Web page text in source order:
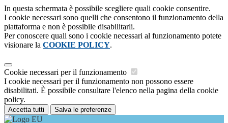
In questa schermata è possibile scegliere quali cookie consentire.
I cookie necessari sono quelli che consentono il funzionamento della
piattaforma e non è possibile disabilitarli.
Per conoscere quali sono i cookie necessari al funzionamento potete
visionare la COOKIE POLICY.
Cookie necessari per il funzionamento
I cookie necessari per il funzionamento non possono essere
disabilitati. È possibile consultare l'elenco nella pagina della cookie
policy.
Accetta tutti Salva le preferenze